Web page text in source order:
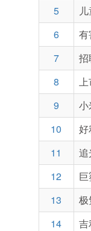
5
6
有
7
招
8
上
9
小
10
好
11
12
13
极
14
吉